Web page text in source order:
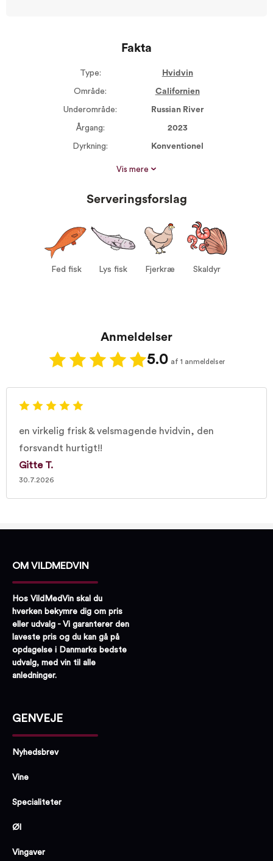
Fakta
Type: Hvidvin
Område: Californien
Underområde: Russian River
Årgang: 2023
Dyrkning: Konventionel
Proptype: Skruelåg
Chardonnay 100%
Serveres ved: 8-12°C
Lys fisk
Vis mere
Serveringsforslag
Fed fisk Lys fisk Fjerkræ Skaldyr
Anmeldelser
5.0 af 1 anmeldelser
en virkelig frisk & velsmagende hvidvin, den
forsvandt hurtigt!!
Gitte T.
30.7.2026
OM VILDMEDVIN
Hos VildMedVin skal du
hverken bekymre dig om pris
eller udvalg - Vi garanterer den
laveste pris og du kan gå på
opdagelse i Danmarks bedste
udvalg, med vin til alle
anledninger.
GENVEJE
Nyhedsbrev
Vine
Specialiteter
Øl
Vingaver